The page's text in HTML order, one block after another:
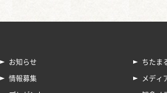
お知らせ
情報募集
ちたま
メディ